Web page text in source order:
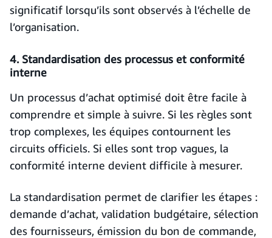
significatif lorsqu’ils sont observés à l’échelle de
l’organisation.
4. Standardisation des processus et conformité
interne
Un processus d’achat optimisé doit être facile à
comprendre et simple à suivre. Si les règles sont
trop complexes, les équipes contournent les
circuits officiels. Si elles sont trop vagues, la
conformité interne devient difficile à mesurer.
La standardisation permet de clarifier les étapes :
demande d’achat, validation budgétaire, sélection
des fournisseurs, émission du bon de commande,